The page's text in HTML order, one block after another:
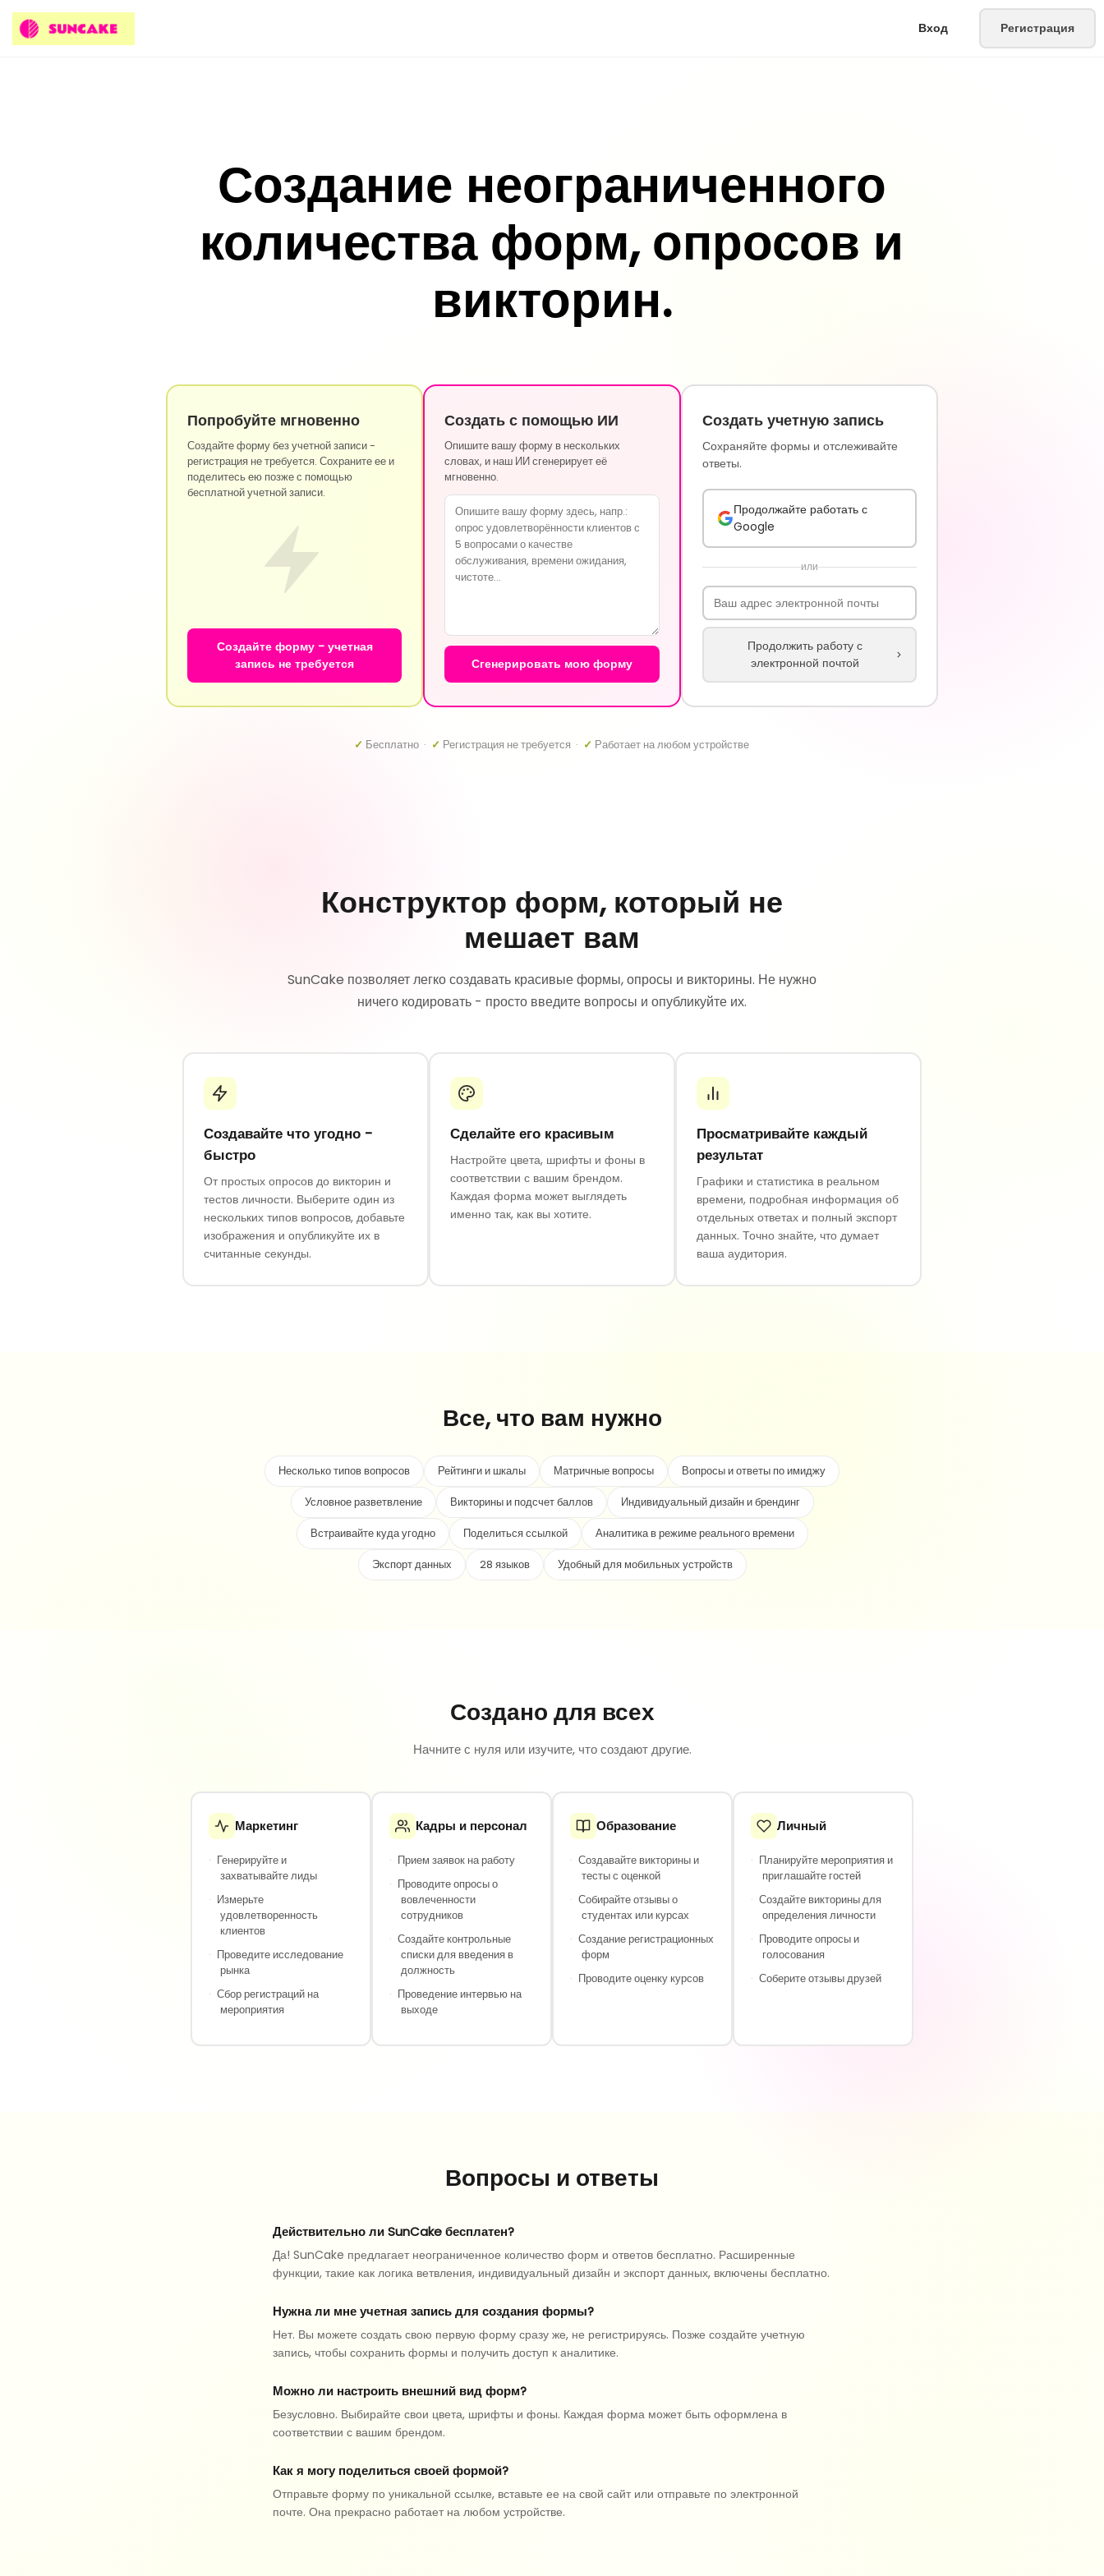
Вход Регистрация
Создание неограниченного
количества форм, опросов и
викторин.
Попробуйте мгновенно
Создайте форму без учетной записи -
регистрация не требуется. Сохраните ее и
поделитесь ею позже с помощью
бесплатной учетной записи.
Создайте форму - учетная
запись не требуется
Создать с помощью ИИ
Опишите вашу форму в нескольких
словах, и наш ИИ сгенерирует её
мгновенно.
Сгенерировать мою форму
Создать учетную запись
Сохраняйте формы и отслеживайте
ответы.
Продолжайте работать с
Google
или
Продолжить работу с
электронной почтой
✓ Бесплатно · ✓ Регистрация не требуется · ✓ Работает на любом устройстве
Конструктор форм, который не
мешает вам
SunCake позволяет легко создавать красивые формы, опросы и викторины. Не нужно
ничего кодировать - просто введите вопросы и опубликуйте их.
Создавайте что угодно -
быстро
От простых опросов до викторин и
тестов личности. Выберите один из
нескольких типов вопросов, добавьте
изображения и опубликуйте их в
считанные секунды.
Сделайте его красивым
Настройте цвета, шрифты и фоны в
соответствии с вашим брендом.
Каждая форма может выглядеть
именно так, как вы хотите.
Просматривайте каждый
результат
Графики и статистика в реальном
времени, подробная информация об
отдельных ответах и полный экспорт
данных. Точно знайте, что думает
ваша аудитория.
Все, что вам нужно
Несколько типов вопросов Рейтинги и шкалы Матричные вопросы
Вопросы и ответы по имиджу
Условное разветвление
Викторины и подсчет баллов
Индивидуальный дизайн и брендинг
Встраивайте куда угодно
Поделиться ссылкой
Аналитика в режиме реального времени
Экспорт данных
28 языков Удобный для мобильных устройств
Создано для всех
Начните с нуля или изучите, что создают другие.
Маркетинг
· Генерируйте и
захватывайте лиды
· Измерьте
удовлетворенность
клиентов
· Проведите исследование
рынка
· Сбор регистраций на
мероприятия
Кадры и персонал
· Прием заявок на работу
· Проводите опросы о
вовлеченности
сотрудников
· Создайте контрольные
списки для введения в
должность
· Проведение интервью на
выходе
Образование
· Создавайте викторины и
тесты с оценкой
· Собирайте отзывы о
студентах или курсах
· Создание регистрационных
форм
· Проводите оценку курсов
Личный
· Планируйте мероприятия и
приглашайте гостей
· Создайте викторины для
определения личности
· Проводите опросы и
голосования
· Соберите отзывы друзей
Вопросы и ответы
Действительно ли SunCake бесплатен?
Да! SunCake предлагает неограниченное количество форм и ответов бесплатно. Расширенные
функции, такие как логика ветвления, индивидуальный дизайн и экспорт данных, включены бесплатно.
Нужна ли мне учетная запись для создания формы?
Нет. Вы можете создать свою первую форму сразу же, не регистрируясь. Позже создайте учетную
запись, чтобы сохранить формы и получить доступ к аналитике.
Можно ли настроить внешний вид форм?
Безусловно. Выбирайте свои цвета, шрифты и фоны. Каждая форма может быть оформлена в
соответствии с вашим брендом.
Как я могу поделиться своей формой?
Отправьте форму по уникальной ссылке, вставьте ее на свой сайт или отправьте по электронной
почте. Она прекрасно работает на любом устройстве.